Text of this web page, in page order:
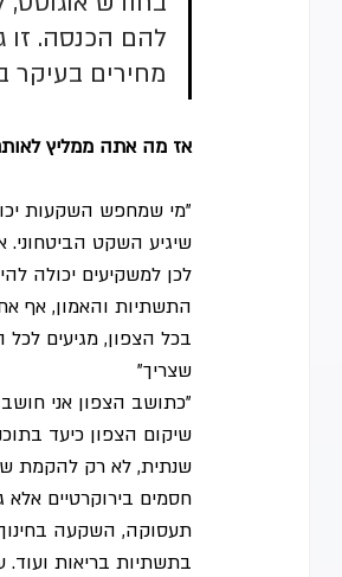
להם הכנסה. זו
מחירים בעיקר
אז מה אתה ממליץ
"מי שמחפש השקעות
שיגיע השקט הביטחוני.
לכן למשקיעים יכולה
התשתיות והאמון, אף
בכל הצפון, מגיעים לכל
שצריך"
"כתושב הצפון אני
שיקום הצפון כיעד
שנתית, לא רק להקמת
חסמים בירוקרטיים אלא
תעסוקה, השקעה
בתשתיות בריאות ועוד.